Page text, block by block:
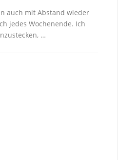
auch mit Abstand wieder
jedes Wochenende. Ich
…